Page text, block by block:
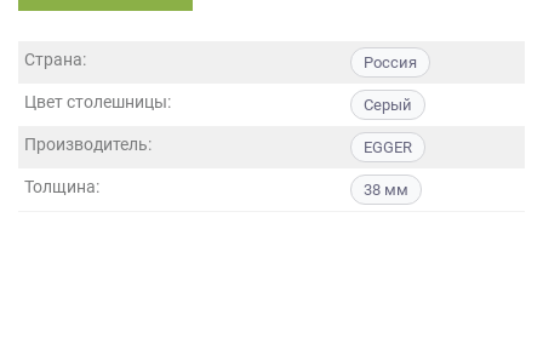
Страна: Россия
Цвет столешницы: Серый
Производитель: EGGER
Толщина: 38 мм
обработки
данных.